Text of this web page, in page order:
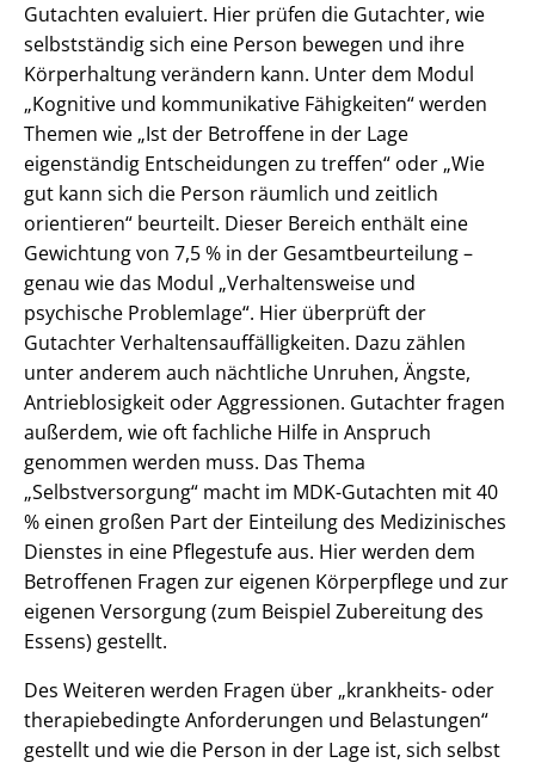
Gutachten evaluiert. Hier prüfen die Gutachter, wie
selbstständig sich eine Person bewegen und ihre
Körperhaltung verändern kann. Unter dem Modul
„Kognitive und kommunikative Fähigkeiten“ werden
Themen wie „Ist der Betroffene in der Lage
eigenständig Entscheidungen zu treffen“ oder „Wie
gut kann sich die Person räumlich und zeitlich
orientieren“ beurteilt. Dieser Bereich enthält eine
Gewichtung von 7,5 % in der Gesamtbeurteilung –
genau wie das Modul „Verhaltensweise und
psychische Problemlage“. Hier überprüft der
Gutachter Verhaltensauffälligkeiten. Dazu zählen
unter anderem auch nächtliche Unruhen, Ängste,
Antrieblosigkeit oder Aggressionen. Gutachter fragen
außerdem, wie oft fachliche Hilfe in Anspruch
genommen werden muss. Das Thema
„Selbstversorgung“ macht im MDK-Gutachten mit 40
% einen großen Part der Einteilung des Medizinisches
Dienstes in eine Pflegestufe aus. Hier werden dem
Betroffenen Fragen zur eigenen Körperpflege und zur
eigenen Versorgung (zum Beispiel Zubereitung des
Essens) gestellt.
Des Weiteren werden Fragen über „krankheits- oder
therapiebedingte Anforderungen und Belastungen“
gestellt und wie die Person in der Lage ist, sich selbst